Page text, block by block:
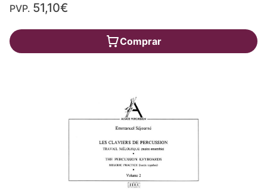
PVP. 51,10€
Comprar